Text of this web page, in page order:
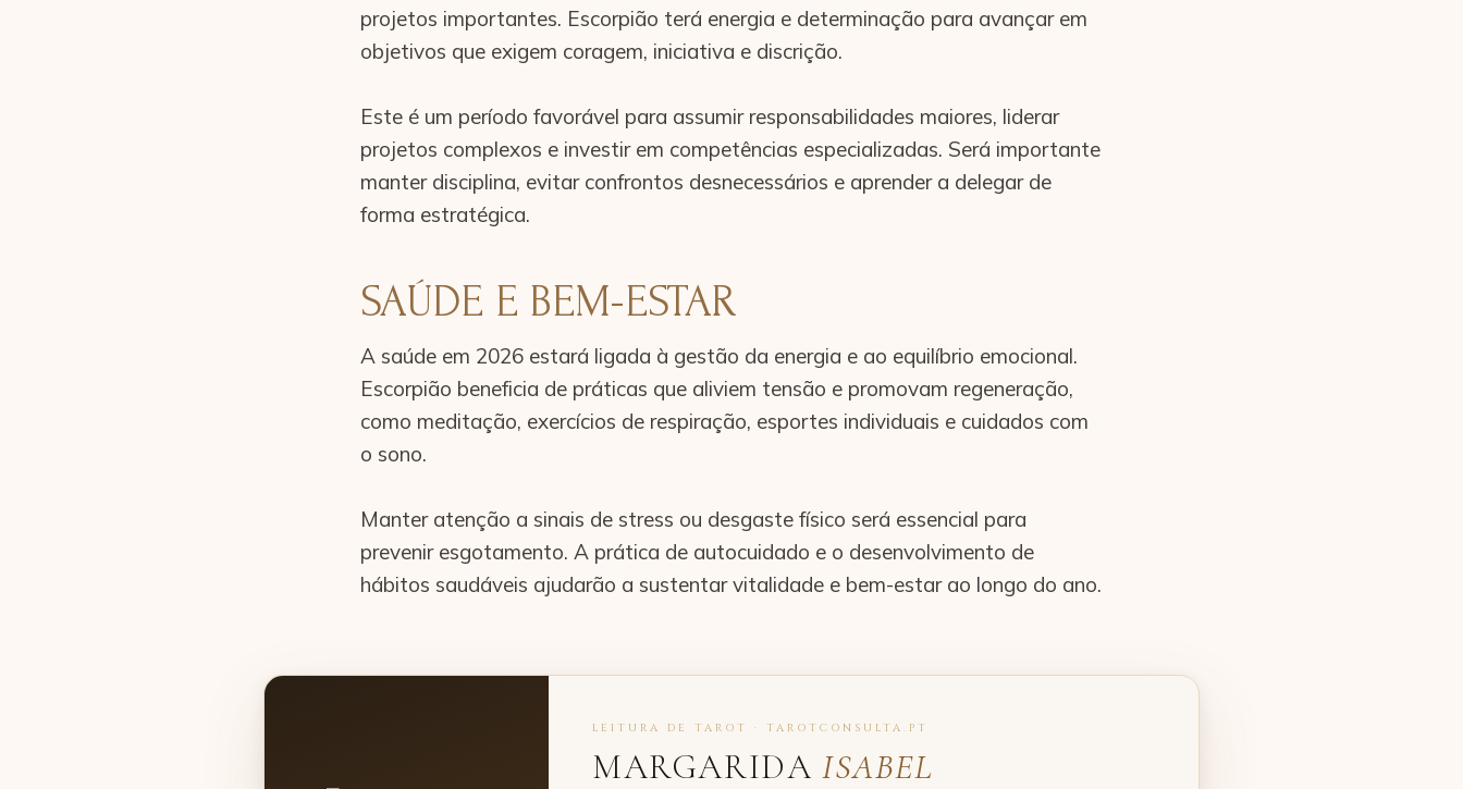
projetos importantes. Escorpião terá energia e determinação para avançar em
objetivos que exigem coragem, iniciativa e discrição.
Este é um período favorável para assumir responsabilidades maiores, liderar
projetos complexos e investir em competências especializadas. Será importante
manter disciplina, evitar confrontos desnecessários e aprender a delegar de
forma estratégica.
SAÚDE E BEM-ESTAR
A saúde em 2026 estará ligada à gestão da energia e ao equilíbrio emocional.
Escorpião beneficia de práticas que aliviem tensão e promovam regeneração,
como meditação, exercícios de respiração, esportes individuais e cuidados com
o sono.
Manter atenção a sinais de stress ou desgaste físico será essencial para
prevenir esgotamento. A prática de autocuidado e o desenvolvimento de
hábitos saudáveis ajudarão a sustentar vitalidade e bem-estar ao longo do ano.
LEITURA DE TAROT · TAROTCONSULTA.PT
MARGARIDA ISABEL